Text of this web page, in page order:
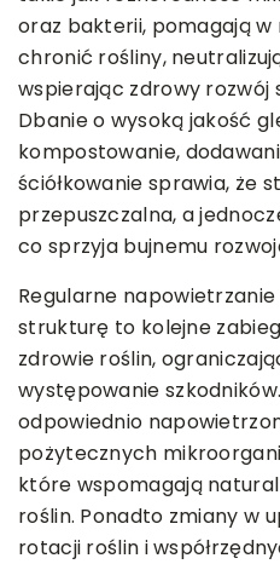
oraz bakterii, pomagają
chronić rośliny,
wspierając zdrowy rozwój
Dbanie o wysoką jakość
kompostowanie,
ściółkowanie sprawia, że
przepuszczalna, a
co sprzyja bujnemu
Regularne
strukturę to kolejne
zdrowie roślin,
występowanie
odpowiednio
pożytecznych
które wspomagają
roślin. Ponadto zmiany w
rotacji roślin i